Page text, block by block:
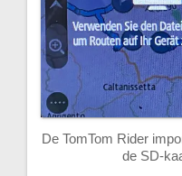
De TomTom Rider
de SD-